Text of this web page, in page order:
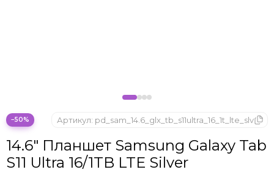
ONYX BOOX
Oukitel
Pico
−50%
14.6" Планшет Samsung Galaxy Tab
S11 Ultra 16/1TB LTE Silver
Артикул: pd_sam_14.6_glx_tb_s11ultra_16_1t_lte_slv